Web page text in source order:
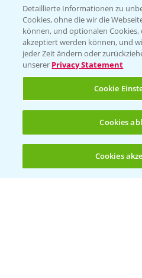
Raps Stoppelanalyse
11.08.2023
Detaillierte Informationen zu
Cookies, ohne die wir die
können, und optionalen
akzeptiert werden können, und
jeder Zeit ändern oder
unserer Privacy Statement
Cookie
Cookies
Cookies